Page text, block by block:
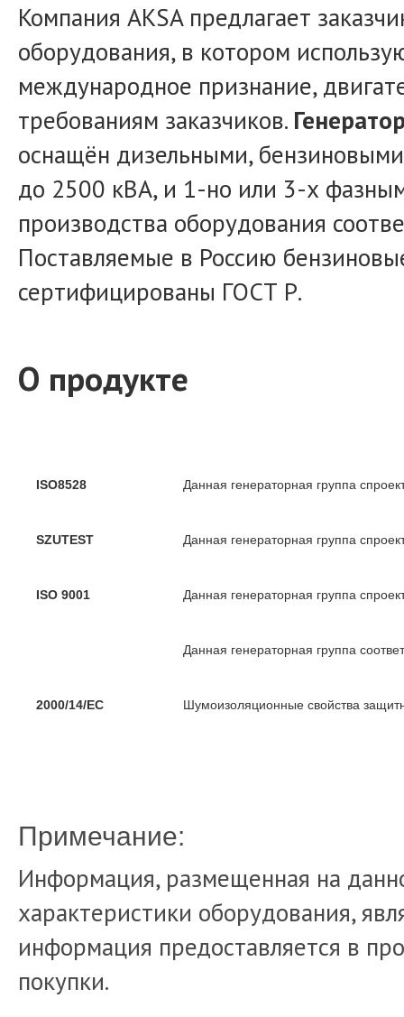
Компания AKSA предлагает
оборудования, в котором
международное признание,
требованиям заказчиков.
оснащён дизельными,
до 2500 кВА, и 1-но или 3-х
производства оборудования
Поставляемые в Россию
сертифицированы ГОСТ Р.
О продукте
ISO8528 Данная генераторная группа
SZUTEST Данная генераторная группа
ISO 9001 Данная генераторная группа
Данная генераторная группа
2000/14/EC Шумоизоляционные свойства
Примечание:
Информация, размещенная на
характеристики оборудования,
информация предоставляется в
покупки.